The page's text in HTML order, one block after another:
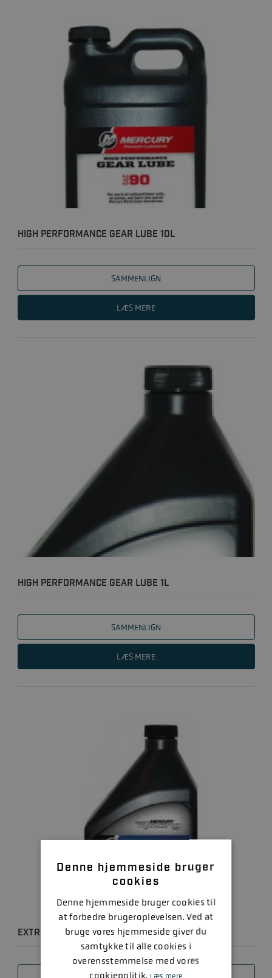
HIGH PERFORMANCE GEAR LUBE 10L
SAMMENLIGN
LÆS MERE
HIGH PERFORMANCE GEAR LUBE 1L
SAMMENLIGN
LÆS MERE
EXTREME PERFORMANCE GEAR LUBE 1L
Denne hjemmeside bruger
cookies
Denne hjemmeside bruger cookies til
at forbedre brugeroplevelsen. Ved at
bruge vores hjemmeside giver du
samtykke til alle cookies i
overensstemmelse med vores
cookiepolitik. Læs mere